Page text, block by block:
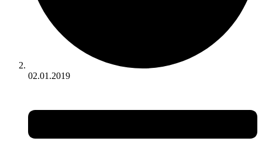
02.01.2019